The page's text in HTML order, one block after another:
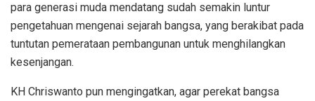
para generasi muda mendatang sudah semakin luntur
pengetahuan mengenai sejarah bangsa, yang berakibat pada
tuntutan pemerataan pembangunan untuk menghilangkan
kesenjangan.
KH Chriswanto pun mengingatkan, agar perekat bangsa